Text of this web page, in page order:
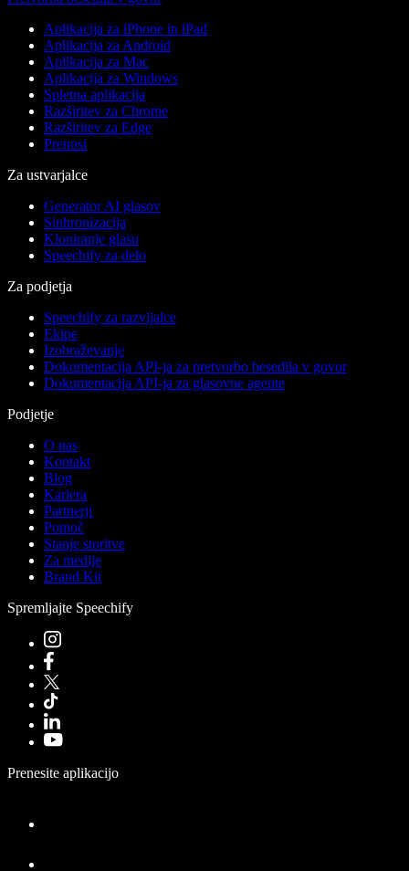
Aplikacija za iPhone in iPad
Aplikacija za Android
Aplikacija za Mac
Aplikacija za Windows
Spletna aplikacija
Razširitev za Chrome
Razširitev za Edge
Prenosi
Za ustvarjalce
Generator AI glasov
Sinhronizacija
Kloniranje glasu
Speechify za delo
Za podjetja
Speechify za razvijalce
Ekipe
Izobraževanje
Dokumentacija API-ja za pretvorbo besedila v govor
Dokumentacija API-ja za glasovne agente
Podjetje
O nas
Kontakt
Blog
Kariera
Partnerji
Pomoč
Stanje storitve
Za medije
Brand Kit
Spremljajte Speechify
Prenesite aplikacijo